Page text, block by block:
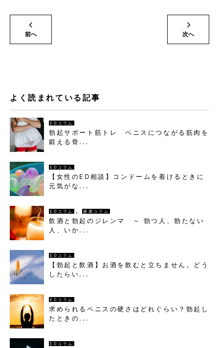
前へ 次へ
よく読まれている記事
EDコラム
勃起サポート筋トレ ペニスにつながる筋肉を
鍛える骨...
EDコラム
【女性のED相談】コンドームを着けるときに
元気がな...
EDコラム , 健康コラム
飲酒と勃起のジレンマ ～ 勃つ人、勃たない
人、いか...
EDコラム
【勃起と飲酒】お酒を飲むと立ちません。どう
したらい...
EDコラム
求められるペニスの硬さはどれぐらい？勃起し
たときの...
EDコラム